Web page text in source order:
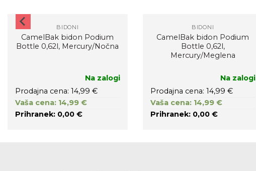
BIDONI
CamelBak bidon Podium
Bottle 0,62l, Mercury/Nočna
Na zalogi
Prodajna cena: 14,99 €
Vaša cena: 14,99 €
Prihranek: 0,00 €
BIDONI
CamelBak bidon Podium
Bottle 0,62l,
Mercury/Meglena
Na zalogi
Prodajna cena: 14,99 €
Vaša cena: 14,99 €
Prihranek: 0,00 €